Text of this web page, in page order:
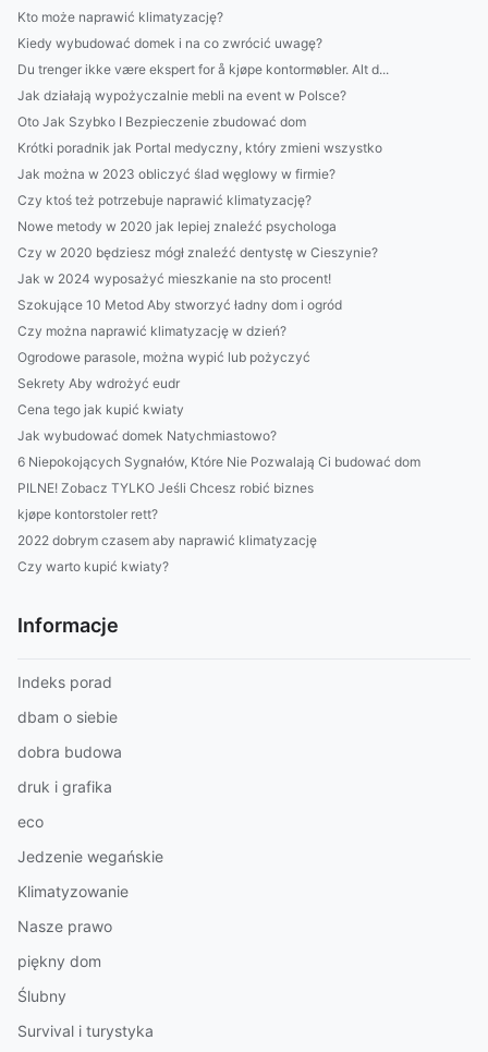
Kto może naprawić klimatyzację?
Kiedy wybudować domek i na co zwrócić uwagę?
Du trenger ikke være ekspert for å kjøpe kontormøbler. Alt d...
Jak działają wypożyczalnie mebli na event w Polsce?
Oto Jak Szybko I Bezpieczenie zbudować dom
Krótki poradnik jak Portal medyczny, który zmieni wszystko
Jak można w 2023 obliczyć ślad węglowy w firmie?
Czy ktoś też potrzebuje naprawić klimatyzację?
Nowe metody w 2020 jak lepiej znaleźć psychologa
Czy w 2020 będziesz mógł znaleźć dentystę w Cieszynie?
Jak w 2024 wyposażyć mieszkanie na sto procent!
Szokujące 10 Metod Aby stworzyć ładny dom i ogród
Czy można naprawić klimatyzację w dzień?
Ogrodowe parasole, można wypić lub pożyczyć
Sekrety Aby wdrożyć eudr
Cena tego jak kupić kwiaty
Jak wybudować domek Natychmiastowo?
6 Niepokojących Sygnałów, Które Nie Pozwalają Ci budować dom
PILNE! Zobacz TYLKO Jeśli Chcesz robić biznes
kjøpe kontorstoler rett?
2022 dobrym czasem aby naprawić klimatyzację
Czy warto kupić kwiaty?
Informacje
Indeks porad
dbam o siebie
dobra budowa
druk i grafika
eco
Jedzenie wegańskie
Klimatyzowanie
Nasze prawo
piękny dom
Ślubny
Survival i turystyka